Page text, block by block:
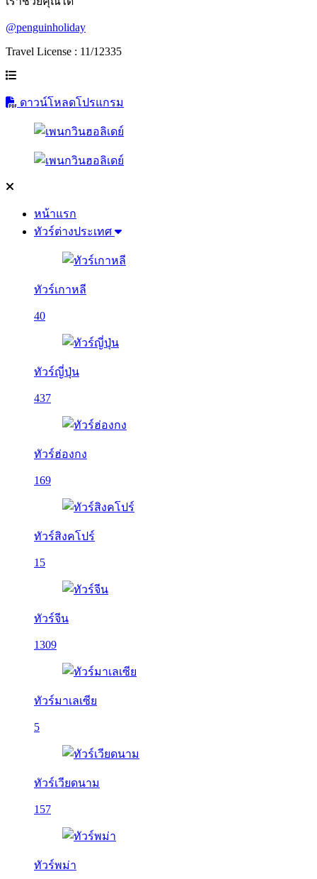
@penguinholiday
Travel License : 11/12335
ดาวน์โหลดโปรแกรม
หน้าแรก
ทัวร์ต่างประเทศ
ทัวร์เกาหลี
40
ทัวร์ญี่ปุ่น
437
ทัวร์ฮ่องกง
169
ทัวร์สิงคโปร์
15
ทัวร์จีน
1309
ทัวร์มาเลเซีย
5
ทัวร์เวียดนาม
157
ทัวร์พม่า